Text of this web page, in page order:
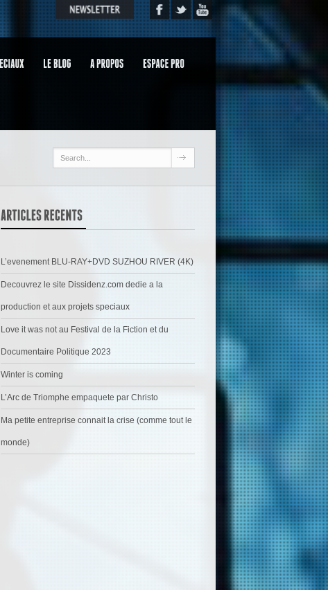
L’evenement BLU-RAY+DVD SUZHOU RIVER (4K)
Decouvrez le site Dissidenz.com dedie a la
production et aux projets speciaux
Love it was not au Festival de la Fiction et du
Documentaire Politique 2023
Winter is coming
L’Arc de Triomphe empaquete par Christo
Ma petite entreprise connait la crise (comme tout le
monde)